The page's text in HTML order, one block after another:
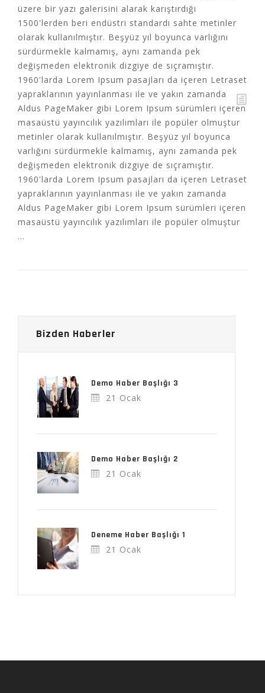
üzere bir yazı galerisini alarak karıştırdığı
1500'lerden beri endüstri standardı sahte metinler
olarak kullanılmıştır. Beşyüz yıl boyunca varlığını
sürdürmekle kalmamış, aynı zamanda pek
değişmeden elektronik dizgiye de sıçramıştır.
1960'larda Lorem Ipsum pasajları da içeren Letraset
yapraklarının yayınlanması ile ve yakın zamanda
Aldus PageMaker gibi Lorem Ipsum sürümleri içeren
masaüstü yayıncılık yazılımları ile popüler olmuştur
metinler olarak kullanılmıştır. Beşyüz yıl boyunca
varlığını sürdürmekle kalmamış, aynı zamanda pek
değişmeden elektronik dizgiye de sıçramıştır.
1960'larda Lorem Ipsum pasajları da içeren Letraset
yapraklarının yayınlanması ile ve yakın zamanda
Aldus PageMaker gibi Lorem Ipsum sürümleri içeren
masaüstü yayıncılık yazılımları ile popüler olmuştur
...
Bizden Haberler
Demo Haber Başlığı 3
21 Ocak
Demo Haber Başlığı 2
21 Ocak
Deneme Haber Başlığı 1
21 Ocak